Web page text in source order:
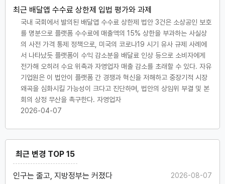
최근 배달앱 수수료 상한제 입법 평가와 과제
국내 국회에서 발의된 배달앱 수수료 상한제 법안 3건은 소상공인 보호
를 명분으로 플랫폼 수수료에 매출액의 15% 상한을 부과하는 사실상
의 사전 가격 통제 정책으로, 미국의 코로나19 시기 유사 규제 사례에
서 나타났듯 플랫폼이 수익 감소분을 배달료 인상 등으로 소비자에게
전가해 오히려 수요 위축과 자영업자 매출 감소를 초래할 수 있다. 자유
기업원은 이 법안이 플랫폼 간 경쟁과 혁신을 저해하고 중장기적 시장
왜곡을 심화시킬 가능성이 크다고 진단하며, 법안의 상임위 부결 및 본
회의 상정 무산을 촉구한다. 자영업자
2026-04-07
최근 변경 TOP 15
인구는 줄고, 지방정부는 커졌다 2026-08-07